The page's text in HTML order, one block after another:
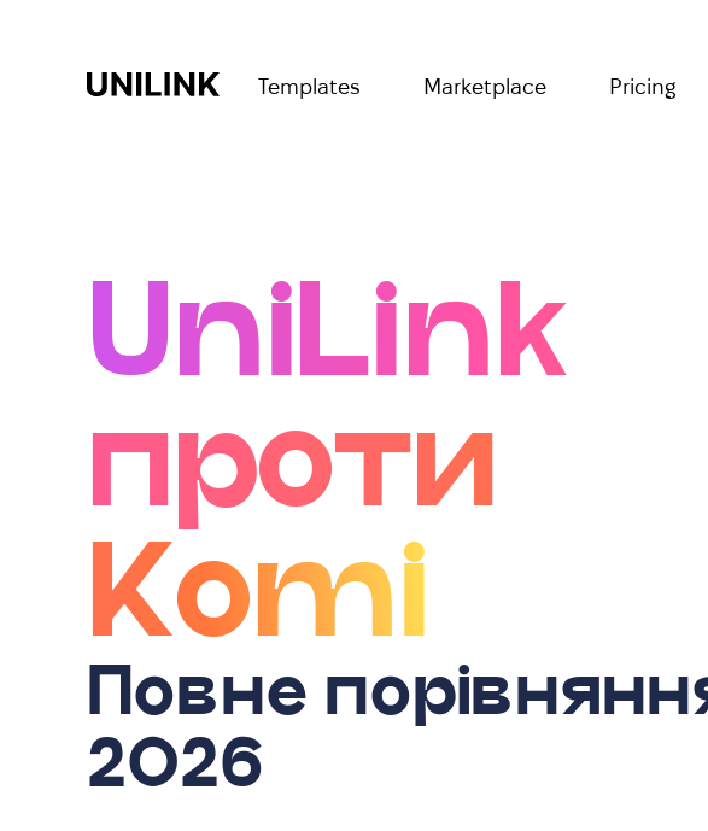
Templates Marketplace Pricing
UniLink
проти
Komi
Повне
2026